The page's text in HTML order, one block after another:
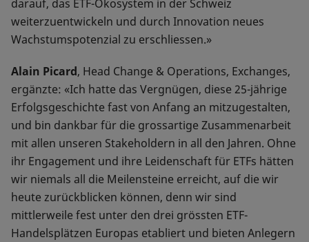
darauf, das ETF-Ökosystem in der Schweiz
weiterzuentwickeln und durch Innovation neues
Wachstumspotenzial zu erschliessen.»
Alain Picard, Head Change & Operations, Exchanges,
ergänzte: «Ich hatte das Vergnügen, diese 25-jährige
Erfolgsgeschichte fast von Anfang an mitzugestalten,
und bin dankbar für die grossartige Zusammenarbeit
mit allen unseren Stakeholdern in all den Jahren. Ohne
ihr Engagement und ihre Leidenschaft für ETFs hätten
wir niemals all die Meilensteine erreicht, auf die wir
heute zurückblicken können, denn wir sind
mittlerweile fest unter den drei grössten ETF-
Handelsplätzen Europas etabliert und bieten Anlegern